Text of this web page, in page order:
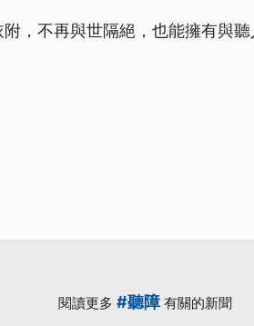
，不再與世隔絕，也能擁有與
閱讀更多 #聽障有關的新聞